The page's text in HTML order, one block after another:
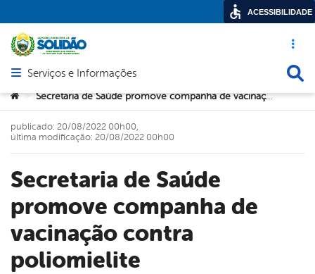
Acesso
Abrir menu principal de navegação
Serviços e Informações
Você está aqui:
> Secretaria de Saúde promove companha de vacinação contra poliomielite
Secretaria de Saúde
promove companha de
vacinação contra
poliomielite
publicado: 20/08/2022 00h00,
última modificação: 20/08/2022 00h00
ACESSIBILIDADE